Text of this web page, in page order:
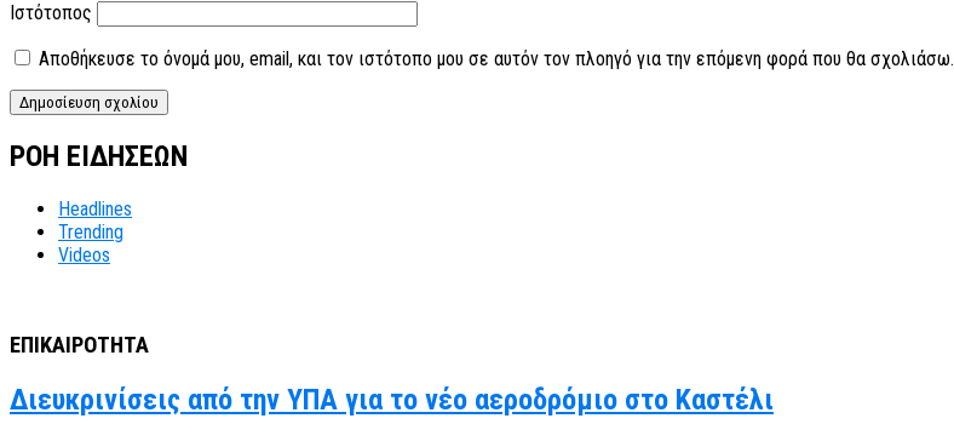
Ιστότοπος
Αποθήκευσε το όνομά μου, email, και τον ιστότοπο μου σε αυτόν τον πλοηγό για την επόμενη φορά που θα σχολιάσω.
ΡΟΗ ΕΙΔΗΣΕΩΝ
Headlines
Trending
Videos
ΕΠΙΚΑΙΡΟΤΗΤΑ
Διευκρινίσεις από την ΥΠΑ για το νέο αεροδρόμιο στο Καστέλι